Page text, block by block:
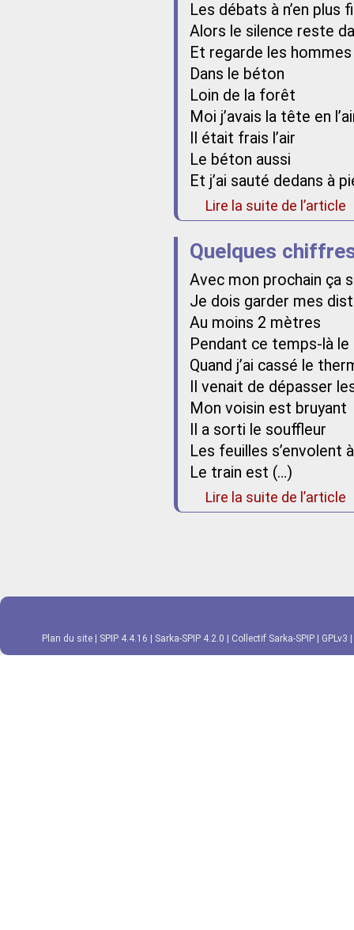
Les débats à n’en plus
Alors le silence reste
Et regarde les
Dans le béton
Loin de la forêt
Moi j’avais la tête en
Il était frais l’air
Le béton aussi
Et j’ai sauté dedans à
Lire la suite de l’article
Quelques
Avec mon prochain ça
Je dois garder mes
Au moins 2 mètres
Pendant ce temps-là
Quand j’ai cassé le
Il venait de dépasser
Mon voisin est bruyant
Il a sorti le souffleur
Les feuilles s’envolent
Le train est (…)
Lire la suite de l’article
Plan du site SPIP 4.4.16 Sarka-SPIP 4.2.0 Collectif Sarka-SPIP GPLv3